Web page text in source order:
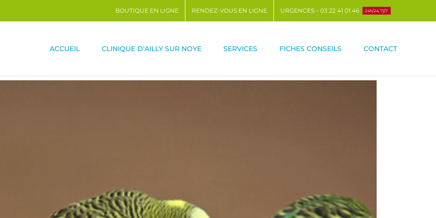
BOUTIQUE EN LIGNE RENDEZ-VOUS EN LIGNE URGENCES – 03 22 41 01 46 24h/24, 7j/7
ACCUEIL CLINIQUE D’AILLY SUR NOYE SERVICES FICHES CONSEILS CONTACT